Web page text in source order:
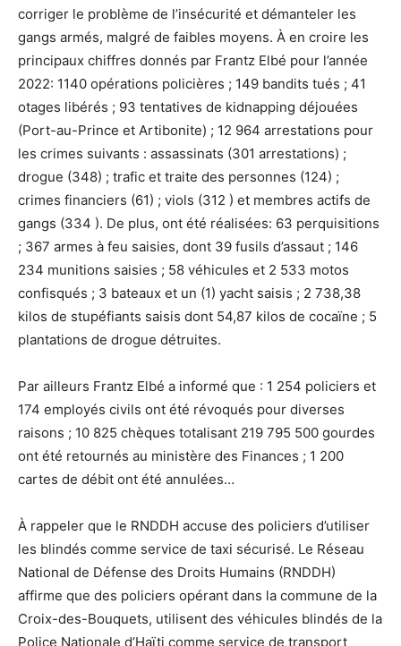
corriger le problème de l’insécurité et démanteler les
gangs armés, malgré de faibles moyens. À en croire les
principaux chiffres donnés par Frantz Elbé pour l’année
2022: 1140 opérations policières ; 149 bandits tués ; 41
otages libérés ; 93 tentatives de kidnapping déjouées
(Port-au-Prince et Artibonite) ; 12 964 arrestations pour
les crimes suivants : assassinats (301 arrestations) ;
drogue (348) ; trafic et traite des personnes (124) ;
crimes financiers (61) ; viols (312 ) et membres actifs de
gangs (334 ). De plus, ont été réalisées: 63 perquisitions
; 367 armes à feu saisies, dont 39 fusils d’assaut ; 146
234 munitions saisies ; 58 véhicules et 2 533 motos
confisqués ; 3 bateaux et un (1) yacht saisis ; 2 738,38
kilos de stupéfiants saisis dont 54,87 kilos de cocaïne ; 5
plantations de drogue détruites.
Par ailleurs Frantz Elbé a informé que : 1 254 policiers et
174 employés civils ont été révoqués pour diverses
raisons ; 10 825 chèques totalisant 219 795 500 gourdes
ont été retournés au ministère des Finances ; 1 200
cartes de débit ont été annulées…
À rappeler que le RNDDH accuse des policiers d’utiliser
les blindés comme service de taxi sécurisé. Le Réseau
National de Défense des Droits Humains (RNDDH)
affirme que des policiers opérant dans la commune de la
Croix-des-Bouquets, utilisent des véhicules blindés de la
Police Nationale d’Haïti comme service de transport